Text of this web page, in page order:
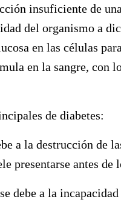
insuficiente de
del organismo a
en las células
en la sangre, con
de diabetes:
a la destrucción de
presentarse antes de
debe a la